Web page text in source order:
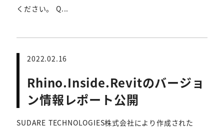
ください。 Q...
2022.02.16
Rhino.Inside.Revitのバージョ
ン情報レポート公開
SUDARE TECHNOLOGIES株式会社により作成された